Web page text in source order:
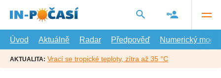
hlavní
Úvod
Aktuálně Radar Předpověď Numerický model
AKTUALITA: Vrací se tropické teploty, zítra až 35 °C